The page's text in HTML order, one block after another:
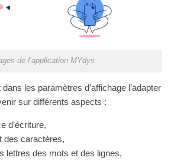
de l’application MYdys
les paramètres d’affichage l’adapter
sur différents aspects :
d’écriture,
des caractères,
lettres des mots et des lignes,